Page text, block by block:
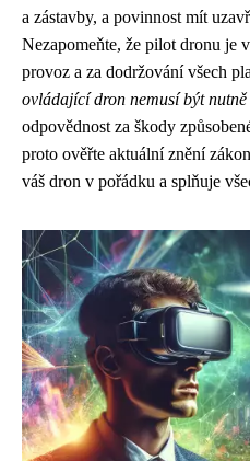
a zástavby, a povinnost mít
Nezapomeňte, že pilot dronu je
provoz a za dodržování všech
ovládající dron nemusí být
odpovědnost za škody
proto ověřte aktuální znění
váš dron v pořádku a splňuje